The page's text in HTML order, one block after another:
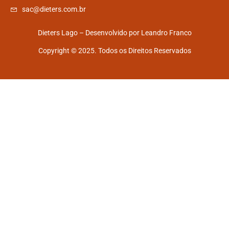
sac@dieters.com.br
Dieters Lago – Desenvolvido por Leandro Franco
Copyright © 2025. Todos os Direitos Reservados